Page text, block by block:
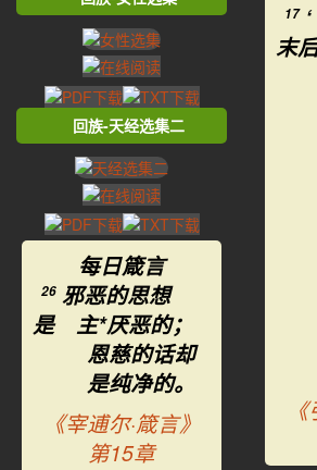
回族-天经选集二
每日箴言
26 邪恶的思想
是 主*厌恶的；
恩慈的话却
是纯净的。
《宰逋尔·箴言》
第15章
17
末